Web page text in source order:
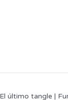
último tangle |